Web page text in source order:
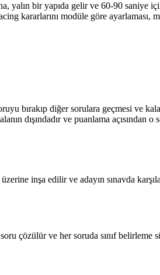
yalın bir yapıda gelir ve 60-90 saniye
kararlarını modüle göre ayarlaması,
bırakıp diğer sorulara geçmesi ve
dışındadır ve puanlama açısından
inşa edilir ve adayın sınavda
çözülür ve her soruda sınıf belirleme